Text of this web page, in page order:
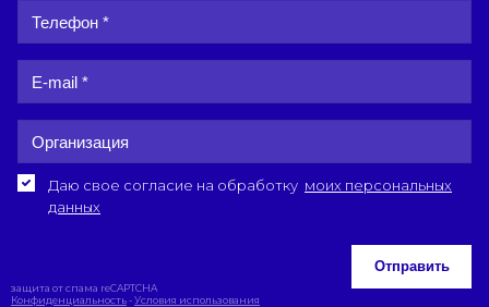
Даю свое согласие на обработку моих персональных
данных
Отправить
защита от спама reCAPTCHA
Конфиденциальность-Условия использования